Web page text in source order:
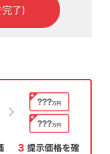
了)